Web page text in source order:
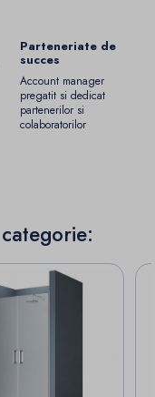
Parteneriate de
succes
Account manager
pregatit si dedicat
partenerilor si
colaboratorilor